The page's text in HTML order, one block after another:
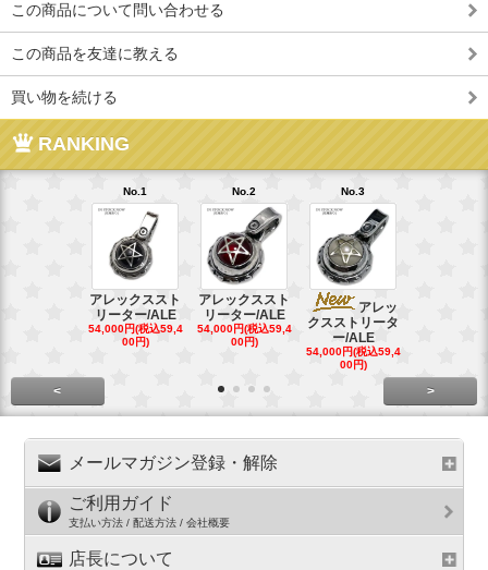
この商品について問い合わせる
この商品を友達に教える
買い物を続ける
RANKING
No.1
アレックススト
リーター/ALE
54,000円(税込59,4
00円)
No.2
アレックススト
リーター/ALE
54,000円(税込59,4
00円)
No.3
アレッ
クスストリータ
ー/ALE
54,000円(税込59,4
00円)
< >
メールマガジン登録・解除
ご利用ガイド
支払い方法 / 配送方法 / 会社概要
店長について